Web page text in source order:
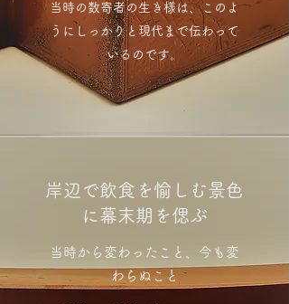
当時の数寄者の生き様は、このよ
うにしっかりと現代まで伝わって
いるのです。
​岸辺で飲食を愉しむ景色
に幕末期を偲ぶ
当時から変わったこと、今も変
わらぬこと